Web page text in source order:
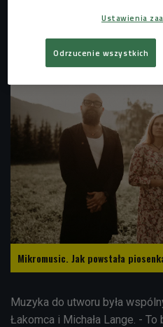
Mikromusic. Jak powstała
Muzyka do utworu była
Łakomca i Michała Lange. -
Ustawienia
Odrzucenie wszystkich